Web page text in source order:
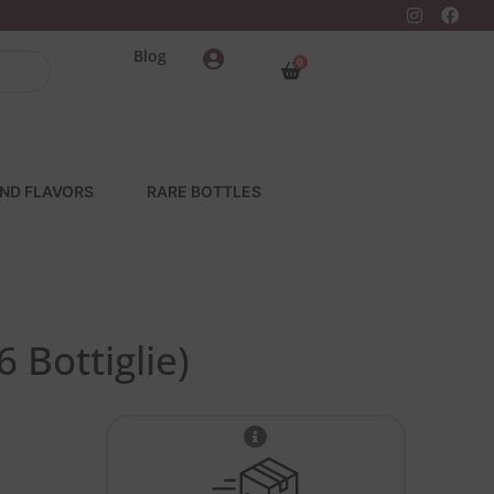
Blog 0
FLAVORS RARE BOTTLES
Bottiglie)